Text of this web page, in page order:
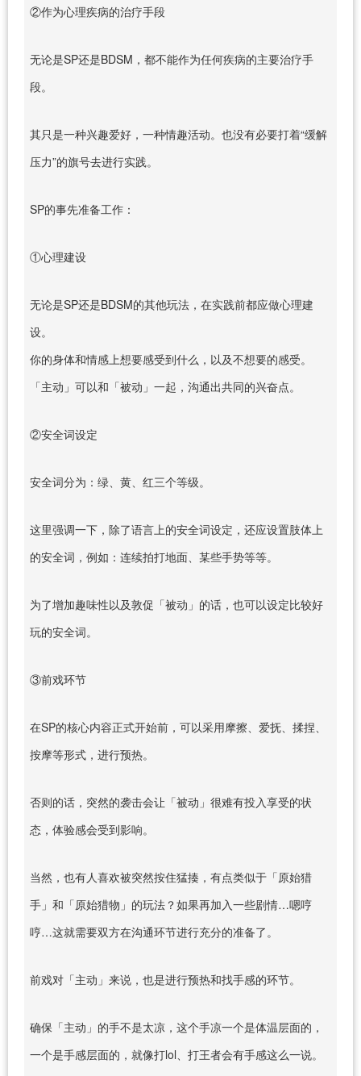
②作为心理疾病的治疗手段
无论是SP还是BDSM，都不能作为任何疾病的主要治疗手
段。
其只是一种兴趣爱好，一种情趣活动。也没有必要打着“缓解
压力”的旗号去进行实践。
SP的事先准备工作：
①心理建设
无论是SP还是BDSM的其他玩法，在实践前都应做心理建
设。
你的身体和情感上想要感受到什么，以及不想要的感受。
「主动」可以和「被动」一起，沟通出共同的兴奋点。
②安全词设定
安全词分为：绿、黄、红三个等级。
这里强调一下，除了语言上的安全词设定，还应设置肢体上
的安全词，例如：连续拍打地面、某些手势等等。
为了增加趣味性以及敦促「被动」的话，也可以设定比较好
玩的安全词。
③前戏环节
在SP的核心内容正式开始前，可以采用摩擦、爱抚、揉捏、
按摩等形式，进行预热。
否则的话，突然的袭击会让「被动」很难有投入享受的状
态，体验感会受到影响。
当然，也有人喜欢被突然按住猛揍，有点类似于「原始猎
手」和「原始猎物」的玩法？如果再加入一些剧情…嗯哼
哼…这就需要双方在沟通环节进行充分的准备了。
前戏对「主动」来说，也是进行预热和找手感的环节。
确保「主动」的手不是太凉，这个手凉一个是体温层面的，
一个是手感层面的，就像打lol、打王者会有手感这么一说。